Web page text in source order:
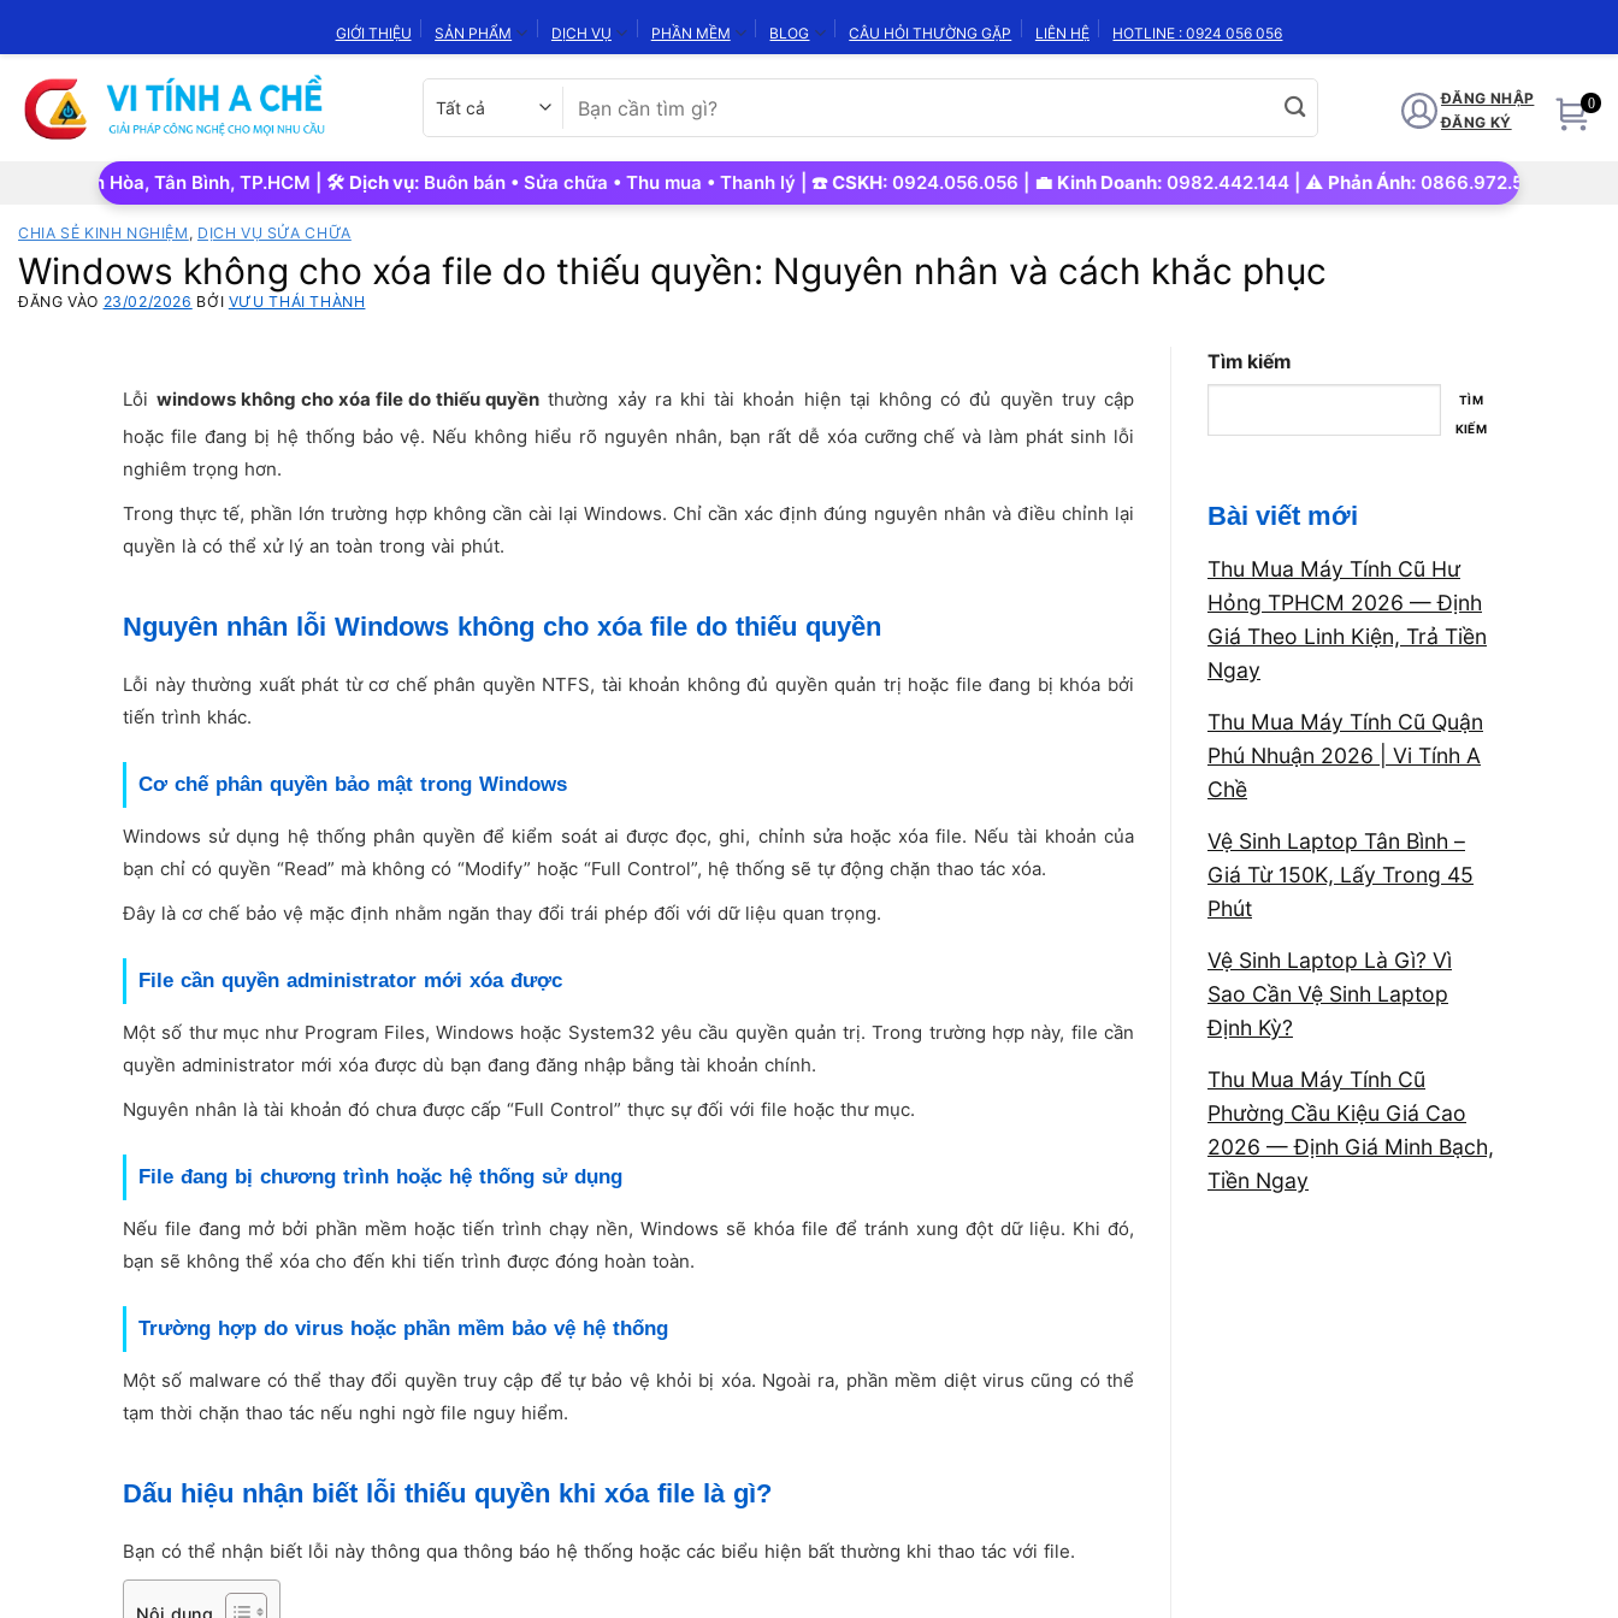
qua
dung
GIỚI THIỆU SẢN PHẨM DỊCH VỤ PHẦN MỀM BLOG CÂU HỎI THƯỜNG GẶP LIÊN HỆ HOTLINE : 0924 056 056
Chọn
sản
kiếm:
ĐĂNG NHẬP
ĐĂNG KÝ
0
Sơn Hòa, Tân Bình, TP.HCM | 🛠️Dịch vụ:Buôn bán • Sửa chữa • Thu mua • Thanh lý | ☎️CSKH:0924.056.056 | 💼Kinh Doanh:0982.442.144 | ⚠️Phản Ánh:0866.972.562 | 🚀
CHIA SẺ KINH NGHIỆM , DỊCH VỤ SỬA CHỮA
Windows không cho xóa file do thiếu quyền: Nguyên nhân và cách khắc phục
ĐĂNG VÀO 23/02/2026 BỞI VƯU THÁI THÀNH
Lỗiwindows không cho xóa file do thiếu quyền thường xảy ra khi tài khoản hiện tại không có đủ quyền truy cập
hoặc file đang bị hệ thống bảo vệ. Nếu không hiểu rõ nguyên nhân, bạn rất dễ xóa cưỡng chế và làm phát sinh lỗi
nghiêm trọng hơn.
Trong thực tế, phần lớn trường hợp không cần cài lại Windows. Chỉ cần xác định đúng nguyên nhân và điều chỉnh lại
quyền là có thể xử lý an toàn trong vài phút.
Nguyên nhân lỗi Windows không cho xóa file do thiếu quyền
Lỗi này thường xuất phát từ cơ chế phân quyền NTFS, tài khoản không đủ quyền quản trị hoặc file đang bị khóa bởi
tiến trình khác.
Cơ chế phân quyền bảo mật trong Windows
Windows sử dụng hệ thống phân quyền để kiểm soát ai được đọc, ghi, chỉnh sửa hoặc xóa file. Nếu tài khoản của
bạn chỉ có quyền “Read” mà không có “Modify” hoặc “Full Control”, hệ thống sẽ tự động chặn thao tác xóa.
Đây là cơ chế bảo vệ mặc định nhằm ngăn thay đổi trái phép đối với dữ liệu quan trọng.
File cần quyền administrator mới xóa được
Một số thư mục như Program Files, Windows hoặc System32 yêu cầu quyền quản trị. Trong trường hợp này, file cần
quyền administrator mới xóa được dù bạn đang đăng nhập bằng tài khoản chính.
Nguyên nhân là tài khoản đó chưa được cấp “Full Control” thực sự đối với file hoặc thư mục.
File đang bị chương trình hoặc hệ thống sử dụng
Nếu file đang mở bởi phần mềm hoặc tiến trình chạy nền, Windows sẽ khóa file để tránh xung đột dữ liệu. Khi đó,
bạn sẽ không thể xóa cho đến khi tiến trình được đóng hoàn toàn.
Trường hợp do virus hoặc phần mềm bảo vệ hệ thống
Một số malware có thể thay đổi quyền truy cập để tự bảo vệ khỏi bị xóa. Ngoài ra, phần mềm diệt virus cũng có thể
tạm thời chặn thao tác nếu nghi ngờ file nguy hiểm.
Dấu hiệu nhận biết lỗi thiếu quyền khi xóa file là gì?
Bạn có thể nhận biết lỗi này thông qua thông báo hệ thống hoặc các biểu hiện bất thường khi thao tác với file.
Nội dung
Tìm kiếm
TÌM
KIẾM
Bài viết mới
Thu Mua Máy Tính Cũ Hư
Hỏng TPHCM 2026 — Định
Giá Theo Linh Kiện, Trả Tiền
Ngay
Thu Mua Máy Tính Cũ Quận
Phú Nhuận 2026 | Vi Tính A
Chề
Vệ Sinh Laptop Tân Bình –
Giá Từ 150K, Lấy Trong 45
Phút
Vệ Sinh Laptop Là Gì? Vì
Sao Cần Vệ Sinh Laptop
Định Kỳ?
Thu Mua Máy Tính Cũ
Phường Cầu Kiệu Giá Cao
2026 — Định Giá Minh Bạch,
Tiền Ngay